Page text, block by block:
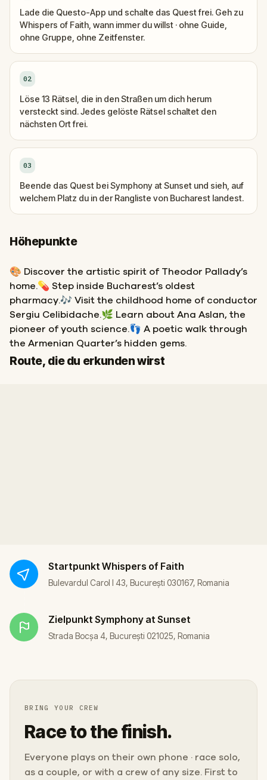
Lade die Questo-App und schalte das Quest frei. Geh zu
Whispers of Faith, wann immer du willst · ohne Guide,
ohne Gruppe, ohne Zeitfenster.
02
Löse 13 Rätsel, die in den Straßen um dich herum
versteckt sind. Jedes gelöste Rätsel schaltet den
nächsten Ort frei.
03
Beende das Quest bei Symphony at Sunset und sieh, auf
welchem Platz du in der Rangliste von Bucharest landest.
Höhepunkte
🎨 Discover the artistic spirit of Theodor Pallady’s
home.💊 Step inside Bucharest’s oldest
pharmacy.🎶 Visit the childhood home of conductor
Sergiu Celibidache.🌿 Learn about Ana Aslan, the
pioneer of youth science.👣 A poetic walk through
the Armenian Quarter’s hidden gems.
Route, die du erkunden wirst
Start
Ziel
Startpunkt Whispers of Faith
Bulevardul Carol I 43, București 030167, Romania
Zielpunkt Symphony at Sunset
Strada Bocșa 4, București 021025, Romania
BRING YOUR CREW
Race to the finish.
Everyone plays on their own phone · race solo,
as a couple, or with a crew of any size. First to